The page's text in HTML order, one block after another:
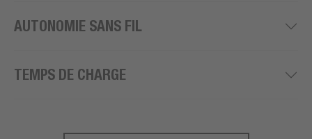
AUTONOMIE SANS FIL
TEMPS DE CHARGE